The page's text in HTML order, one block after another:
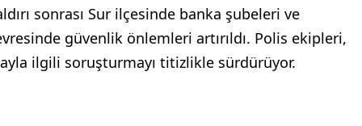
sonrası Sur ilçesinde banka şubeleri ve
güvenlik önlemleri artırıldı. Polis ekipleri,
ilgili soruşturmayı titizlikle sürdürüyor.